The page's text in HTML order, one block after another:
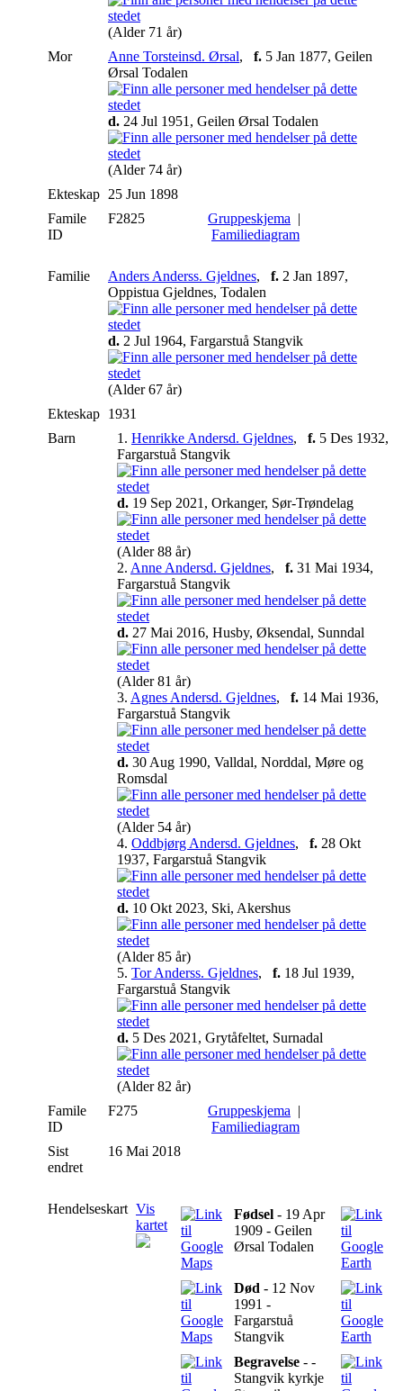
(Alder 71 år)
Mor
Anne Torsteinsd. Ørsal, f. 5 Jan 1877, Geilen
Ørsal Todalen
d. 24 Jul 1951, Geilen Ørsal Todalen
(Alder 74 år)
Ekteskap 25 Jun 1898
Famile
ID
F2825 Gruppeskjema |
Familiediagram
Familie Anders Anderss. Gjeldnes, f. 2 Jan 1897,
Oppistua Gjeldnes, Todalen
d. 2 Jul 1964, Fargarstuå Stangvik
(Alder 67 år)
Ekteskap 1931
Barn
1. Henrikke Andersd. Gjeldnes, f. 5 Des 1932,
Fargarstuå Stangvik
d. 19 Sep 2021, Orkanger, Sør-Trøndelag
(Alder 88 år)
2. Anne Andersd. Gjeldnes, f. 31 Mai 1934,
Fargarstuå Stangvik
d. 27 Mai 2016, Husby, Øksendal, Sunndal
(Alder 81 år)
3. Agnes Andersd. Gjeldnes, f. 14 Mai 1936,
Fargarstuå Stangvik
d. 30 Aug 1990, Valldal, Norddal, Møre og
Romsdal
(Alder 54 år)
4. Oddbjørg Andersd. Gjeldnes, f. 28 Okt
1937, Fargarstuå Stangvik
d. 10 Okt 2023, Ski, Akershus
(Alder 85 år)
5. Tor Anderss. Gjeldnes, f. 18 Jul 1939,
Fargarstuå Stangvik
d. 5 Des 2021, Grytåfeltet, Surnadal
(Alder 82 år)
Famile
ID
F275 Gruppeskjema |
Familiediagram
Sist
endret
16 Mai 2018
Hendelseskart Vis
kartet
Fødsel - 19 Apr
1909 - Geilen
Ørsal Todalen
Død - 12 Nov
1991 -
Fargarstuå
Stangvik
Begravelse - -
Stangvik kyrkje